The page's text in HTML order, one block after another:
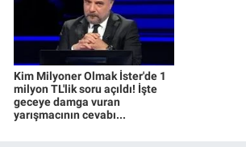
Kim Milyoner Olmak İster'de 1
milyon TL'lik soru açıldı! İşte
geceye damga vuran
yarışmacının cevabı...